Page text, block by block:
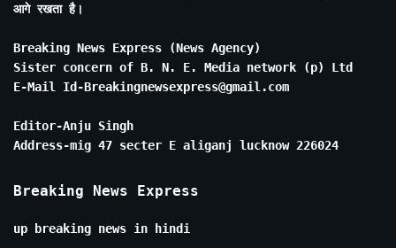
आगे रखता है।
Breaking News Express (News Agency)
Sister concern of B. N. E. Media network (p) Ltd
E-Mail Id-Breakingnewsexpress@gmail.com
Editor-Anju Singh
Address-mig 47 secter E aliganj lucknow 226024
Breaking News Express
up breaking news in hindi